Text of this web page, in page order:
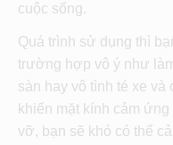
cuộc sống.
Quá trình sử dụng thì
trường hợp vô ý như
sàn hay vô tình té xe
khiến mặt kính cảm
vỡ, bạn sẽ khó có thể